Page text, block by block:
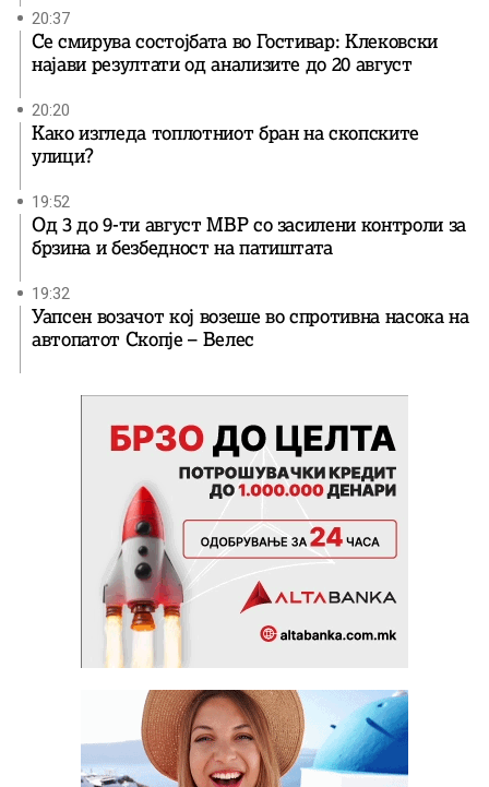
20:37
Се смирува состојбата во Гостивар: Клековски
најави резултати од анализите до 20 август
20:20
Како изгледа топлотниот бран на скопските
улици?
19:52
Од 3 до 9-ти август МВР со засилени контроли за
брзина и безбедност на патиштата
19:32
Уапсен возачот кој возеше во спротивна насока на
автопатот Скопје – Велес